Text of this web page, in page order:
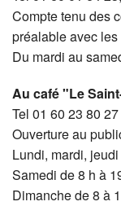
Compte tenu des
préalable avec
Du mardi au
Au café "Le
Tel 01 60 23 80 27
Ouverture au
Lundi, mardi,
Samedi de 8 h à
Dimanche de 8 à